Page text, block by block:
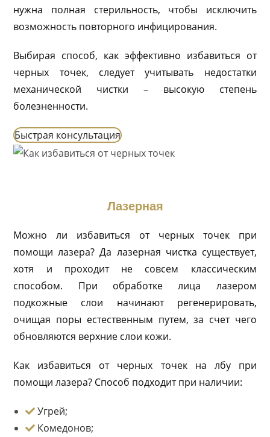
нужна полная стерильность, чтобы исключить
возможность повторного инфицирования.
Выбирая способ, как эффективно избавиться от
черных точек, следует учитывать недостатки
механической чистки – высокую степень
болезненности.
Быстрая консультация
Лазерная
Можно ли избавиться от черных точек при
помощи лазера? Да лазерная чистка существует,
хотя и проходит не совсем классическим
способом. При обработке лица лазером
подкожные слои начинают регенерировать,
очищая поры естественным путем, за счет чего
обновляются верхние слои кожи.
Как избавиться от черных точек на лбу при
помощи лазера? Способ подходит при наличии:
Угрей;
Комедонов;